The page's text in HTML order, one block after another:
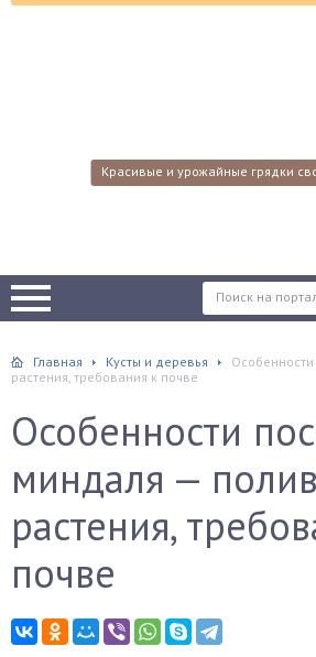
Красивые и урожайные грядки
Главная Кусты и деревья
растения, требования к почве
Особенности
миндаля — полив
растения,
почве